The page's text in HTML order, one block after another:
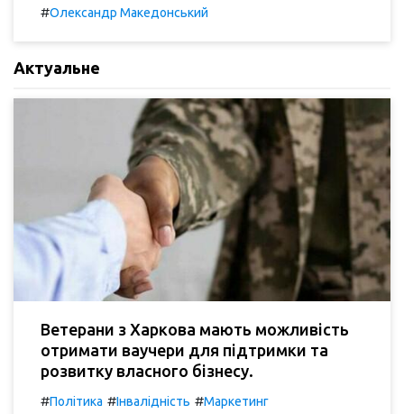
#Олександр Македонський
Актуальне
Ветерани з Харкова мають можливість
отримати ваучери для підтримки та
розвитку власного бізнесу.
#Політика #Інвалідність #Маркетинг